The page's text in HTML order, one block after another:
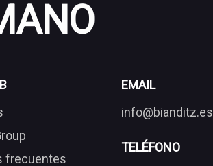
frecuentes
EMAIL
info@bianditz.es
TELÉFONO